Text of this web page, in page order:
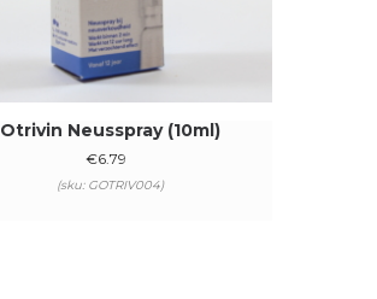
Otrivin Neusspray (10ml)
€6.79
(sku: GOTRIV004)